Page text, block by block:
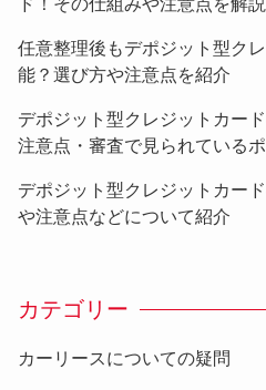
任意整理後もデポジット型ク
能？選び方や注意点を紹介
デポジット型クレジットカー
注意点・審査で見られている
デポジット型クレジットカー
や注意点などについて紹介
カテゴリー
カーリースについての疑問